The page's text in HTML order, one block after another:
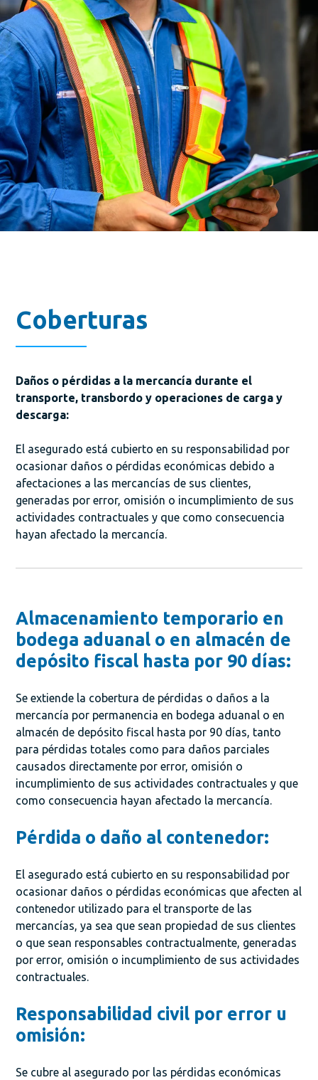
Coberturas
Daños o pérdidas a la mercancía durante el
transporte, transbordo y operaciones de carga y
descarga:
El asegurado está cubierto en su responsabilidad por
ocasionar daños o pérdidas económicas debido a
afectaciones a las mercancías de sus clientes,
generadas por error, omisión o incumplimiento de sus
actividades contractuales y que como consecuencia
hayan afectado la mercancía.
Almacenamiento temporario en
bodega aduanal o en almacén de
depósito fiscal hasta por 90 días:
Se extiende la cobertura de pérdidas o daños a la
mercancía por permanencia en bodega aduanal o en
almacén de depósito fiscal hasta por 90 días, tanto
para pérdidas totales como para daños parciales
causados directamente por error, omisión o
incumplimiento de sus actividades contractuales y que
como consecuencia hayan afectado la mercancía.
Pérdida o daño al contenedor:
El asegurado está cubierto en su responsabilidad por
ocasionar daños o pérdidas económicas que afecten al
contenedor utilizado para el transporte de las
mercancías, ya sea que sean propiedad de sus clientes
o que sean responsables contractualmente, generadas
por error, omisión o incumplimiento de sus actividades
contractuales.
Responsabilidad civil por error u
omisión:
Se cubre al asegurado por las pérdidas económicas